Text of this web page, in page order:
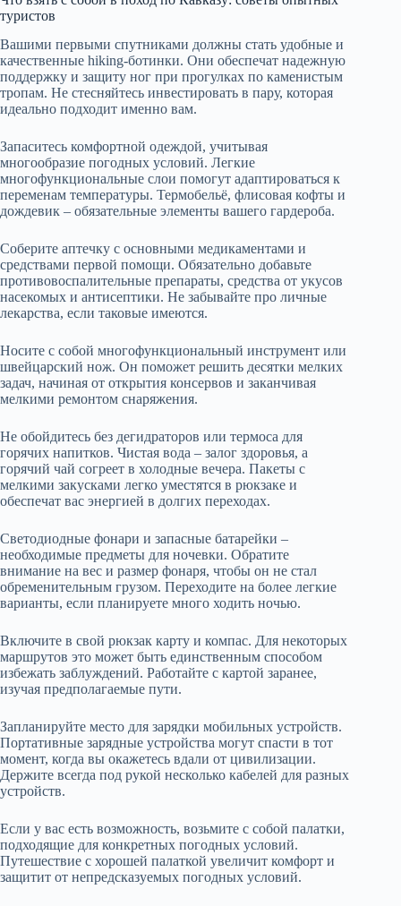
туристов
Вашими первыми спутниками должны стать удобные и
качественные hiking-ботинки. Они обеспечат надежную
поддержку и защиту ног при прогулках по каменистым
тропам. Не стесняйтесь инвестировать в пару, которая
идеально подходит именно вам.
Запаситесь комфортной одеждой, учитывая
многообразие погодных условий. Легкие
многофункциональные слои помогут адаптироваться к
переменам температуры. Термобельё, флисовая кофты и
дождевик – обязательные элементы вашего гардероба.
Соберите аптечку с основными медикаментами и
средствами первой помощи. Обязательно добавьте
противовоспалительные препараты, средства от укусов
насекомых и антисептики. Не забывайте про личные
лекарства, если таковые имеются.
Носите с собой многофункциональный инструмент или
швейцарский нож. Он поможет решить десятки мелких
задач, начиная от открытия консервов и заканчивая
мелкими ремонтом снаряжения.
Не обойдитесь без дегидраторов или термоса для
горячих напитков. Чистая вода – залог здоровья, а
горячий чай согреет в холодные вечера. Пакеты с
мелкими закусками легко уместятся в рюкзаке и
обеспечат вас энергией в долгих переходах.
Светодиодные фонари и запасные батарейки –
необходимые предметы для ночевки. Обратите
внимание на вес и размер фонаря, чтобы он не стал
обременительным грузом. Переходите на более легкие
варианты, если планируете много ходить ночью.
Включите в свой рюкзак карту и компас. Для некоторых
маршрутов это может быть единственным способом
избежать заблуждений. Работайте с картой заранее,
изучая предполагаемые пути.
Запланируйте место для зарядки мобильных устройств.
Портативные зарядные устройства могут спасти в тот
момент, когда вы окажетесь вдали от цивилизации.
Держите всегда под рукой несколько кабелей для разных
устройств.
Если у вас есть возможность, возьмите с собой палатки,
подходящие для конкретных погодных условий.
Путешествие с хорошей палаткой увеличит комфорт и
защитит от непредсказуемых погодных условий.